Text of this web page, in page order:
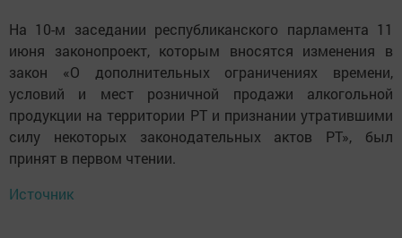
На 10-м заседании республиканского парламента 11
июня законопроект, которым вносятся изменения в
закон «О дополнительных ограничениях времени,
условий и мест розничной продажи алкогольной
продукции на территории РТ и признании утратившими
силу некоторых законодательных актов РТ», был
принят в первом чтении.
Источник